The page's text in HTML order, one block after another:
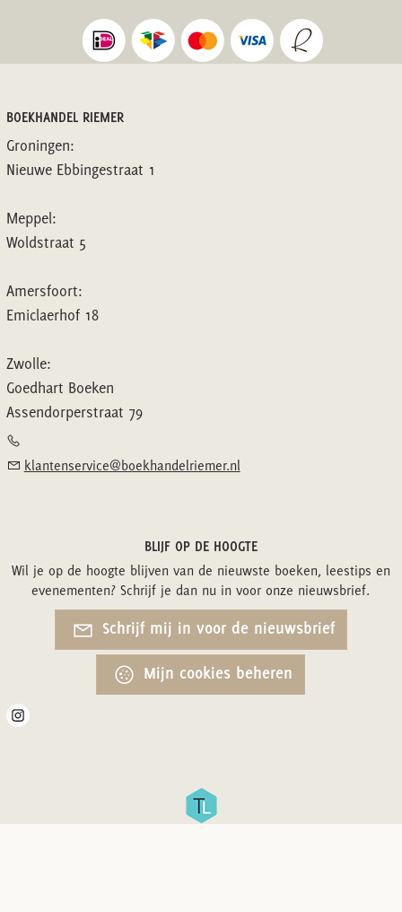
BOEKHANDEL RIEMER
Groningen:
Nieuwe Ebbingestraat 1
Meppel:
Woldstraat 5
Amersfoort:
Emiclaerhof 18
Zwolle:
Goedhart Boeken
Assendorperstraat 79
klantenservice@boekhandelriemer.nl
BLIJF OP DE HOOGTE
Wil je op de hoogte blijven van de nieuwste boeken, leestips en
evenementen? Schrijf je dan nu in voor onze nieuwsbrief.
Schrijf mij in voor de nieuwsbrief
Mijn cookies beheren